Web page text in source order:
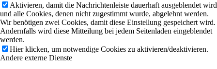
Aktivieren, damit die Nachrichtenleiste dauerhaft ausgeblendet wird
und alle Cookies, denen nicht zugestimmt wurde, abgelehnt werden.
Wir benötigen zwei Cookies, damit diese Einstellung gespeichert wird.
Andernfalls wird diese Mitteilung bei jedem Seitenladen eingeblendet
werden.
Hier klicken, um notwendige Cookies zu aktivieren/deaktivieren.
Andere externe Dienste